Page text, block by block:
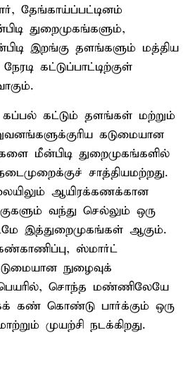
தேங்காய்ப்பட்டினம்
துறைமுகங்களும்,
இறங்கு தளங்களும் மத்திய
கட்டுப்பாட்டிற்குள்
கட்டும் தளங்கள் மற்றும்
கடுமையான
மீன்பிடி துறைமுகங்களில்
சாத்தியமற்றது.
ஆயிரக்கணக்கான
வந்து செல்லும் ஒரு
இத்துறைமுகங்கள் ஆகும்.
ஸ்மார்ட்
நுழைவுக்
பெயரில், சொந்த மண்ணிலேயே
கண் கொண்டு பார்க்கும் ஒரு
முயற்சி நடக்கிறது.